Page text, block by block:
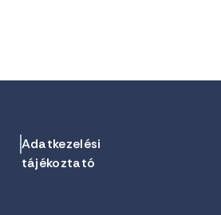
Adatkezelési
tájékoztató